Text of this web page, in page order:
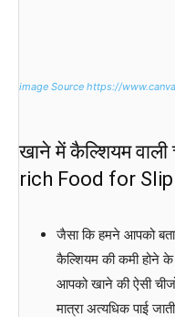
image Source https://
खाने में कैल्शियम
rich Food for
जैसा कि हमने आपको
कैल्शियम की कमी होने के
आपको खाने की ऐसी
मात्रा अत्यधिक पाई